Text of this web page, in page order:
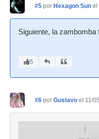
#5 por Hexagon Sun el
Siguiente, la zambomba
5
#6 por Gustavo el 11/